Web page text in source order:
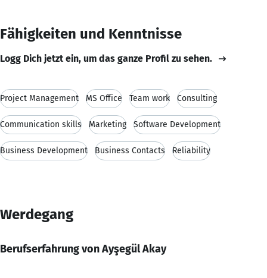
Fähigkeiten und Kenntnisse
Logg Dich jetzt ein, um das ganze Profil zu sehen.
Project Management MS Office Team work Consulting
Communication skills Marketing Software Development
Business Development Business Contacts Reliability
Werdegang
Berufserfahrung von Ayşegül Akay